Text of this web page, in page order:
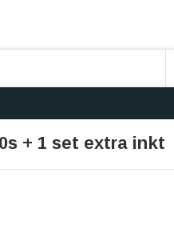
+ 1 set extra inkt